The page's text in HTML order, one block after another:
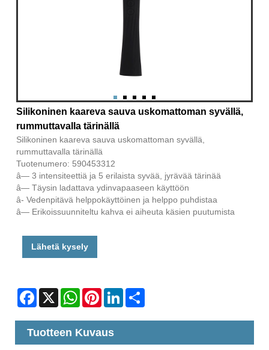
Silikoninen kaareva sauva uskomattoman syvällä,
rummuttavalla tärinällä
Silikoninen kaareva sauva uskomattoman syvällä,
rummuttavalla tärinällä
Tuotenumero: 590453312
â— 3 intensiteettiä ja 5 erilaista syvää, jyrävää tärinää
â— Täysin ladattava ydinvapaaseen käyttöön
â- Vedenpitävä helppokäyttöinen ja helppo puhdistaa
â— Erikoissuunniteltu kahva ei aiheuta käsien puutumista
Lähetä kysely
Facebook
X WhatsAppPinterestLinkedIn
Tuotteen Kuvaus